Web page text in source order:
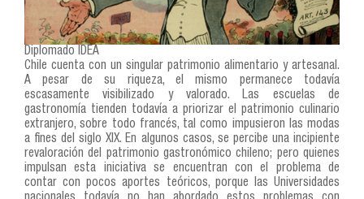
Diplomado IDEA
Chile cuenta con un singular patrimonio alimentario y artesanal.
A pesar de su riqueza, el mismo permanece todavía
escasamente visibilizado y valorado. Las escuelas de
gastronomía tienden todavía a priorizar el patrimonio culinario
extranjero, sobre todo francés, tal como impusieron las modas
a fines del siglo XIX. En algunos casos, se percibe una incipiente
revaloración del patrimonio gastronómico chileno; pero quienes
impulsan esta iniciativa se encuentran con el problema de
contar con pocos aportes teóricos, porque las Universidades